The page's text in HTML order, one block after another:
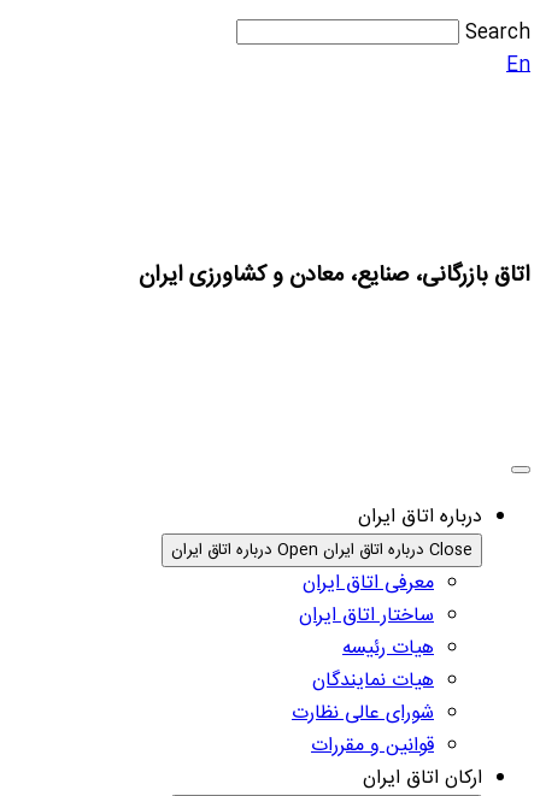
Search
En
اتاق بازرگانی، صنایع، معادن و کشاورزی ایران
درباره اتاق ایران
Close درباره اتاق ایران Open درباره اتاق ایران
معرفی اتاق ایران
ساختار اتاق ایران
هیات رئیسه
هیات نمایندگان
شورای عالی نظارت
قوانین و مقررات
ارکان اتاق ایران